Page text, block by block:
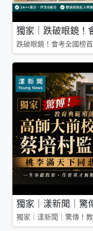
獨家｜跌破眼鏡！
跌破眼鏡！會考全國榜
獨家｜漾新聞｜驚
獨家｜漾新聞｜驚傳！